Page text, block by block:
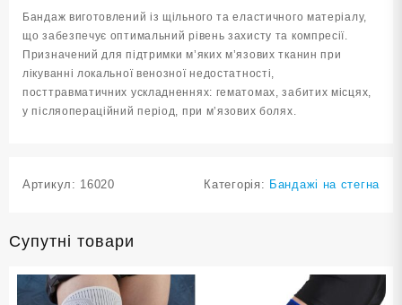
Бандаж виготовлений із щільного та еластичного матеріалу,
що забезпечує оптимальний рівень захисту та компресії.
Призначений для підтримки м’яких м’язових тканин при
лікуванні локальної венозної недостатності,
посттравматичних ускладненнях: гематомах, забитих місцях,
у післяопераційний період, при м’язових болях.
Артикул: 16020 Категорія: Бандажі на стегна
Супутні товари